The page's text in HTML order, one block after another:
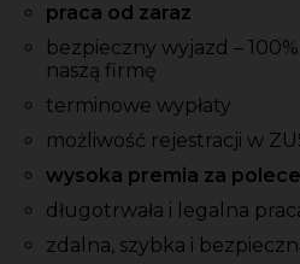
praca od zaraz
bezpieczny wyjazd –
naszą firmę
terminowe wypłaty
możliwość rejestracji w
wysoka premia za
długotrwała i legalna
zdalna, szybka i